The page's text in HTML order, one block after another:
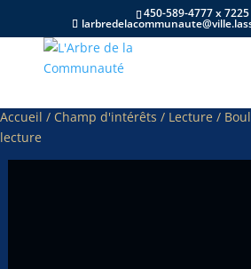
450-589-4777 x 7225
Accueil / Champ d'intérêts / Lecture /
lecture